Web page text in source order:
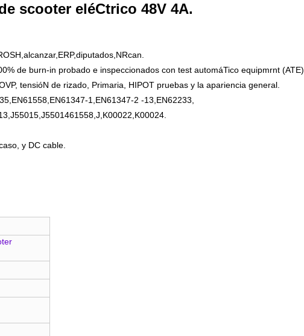
scooter eléCtrico 48V 4A.
de burn-in probado e inspeccionados con test automáTico equipmrnt (ATE).
tensióN de rizado, Primaria, HIPOT pruebas y la apariencia general.
1,EN61347-2 -13,EN62233,
y DC cable.